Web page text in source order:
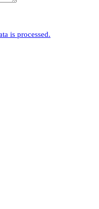
is processed.